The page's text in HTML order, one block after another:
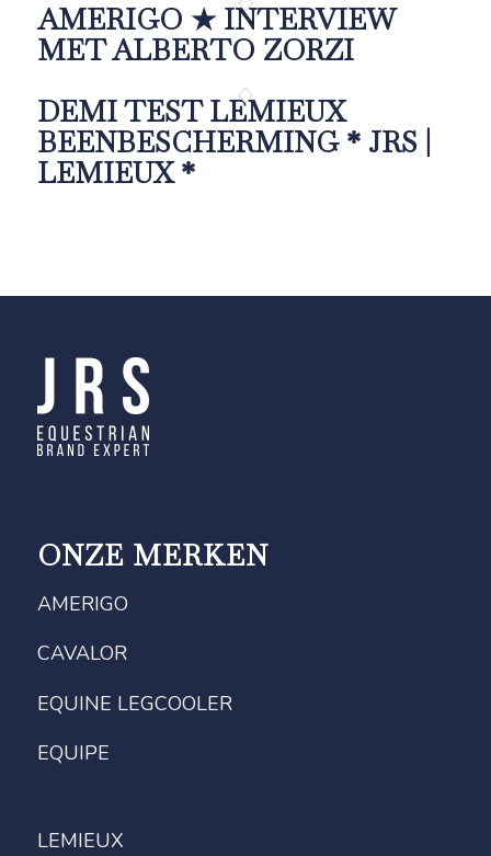
AMERIGO ★ INTERVIEW
MET ALBERTO ZORZI
DEMI TEST LEMIEUX
BEENBESCHERMING * JRS |
LEMIEUX *
ONZE MERKEN
AMERIGO
CAVALOR
EQUINE LEGCOOLER
EQUIPE
LEMIEUX